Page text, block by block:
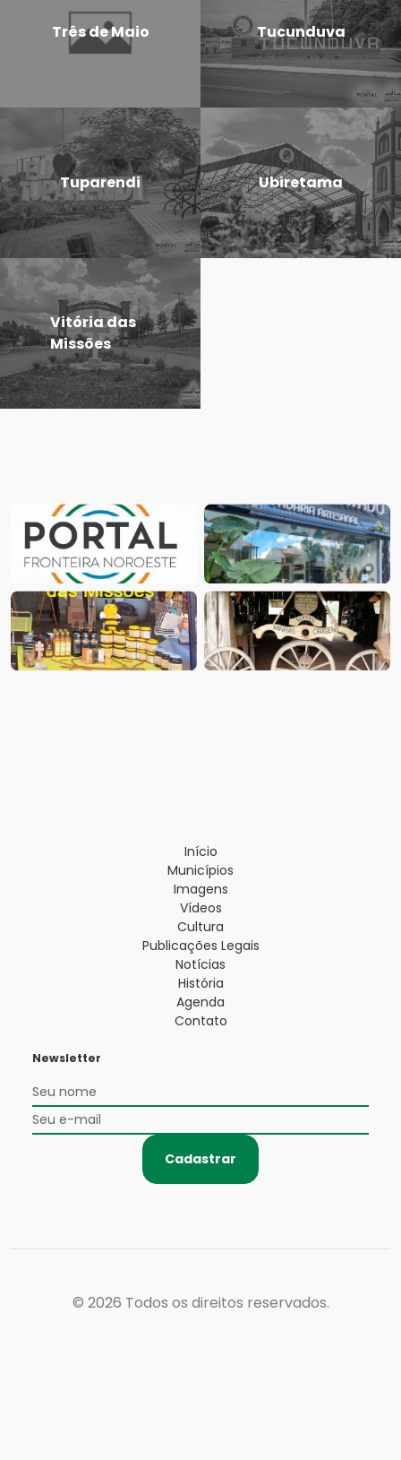
Três de Maio Tucunduva
Tuparendi Ubiretama
Vitória das
Missões
Início
Municípios
Imagens
Vídeos
Cultura
Publicações Legais
Notícias
História
Agenda
Contato
Newsletter
Cadastrar
© 2026 Todos os direitos reservados.